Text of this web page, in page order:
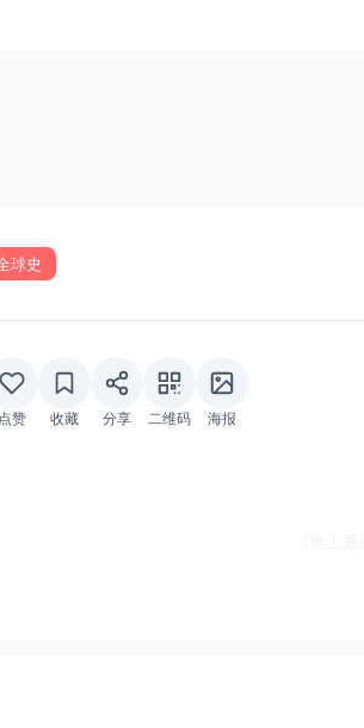
球史
点赞 收藏 分享 二维码 海报